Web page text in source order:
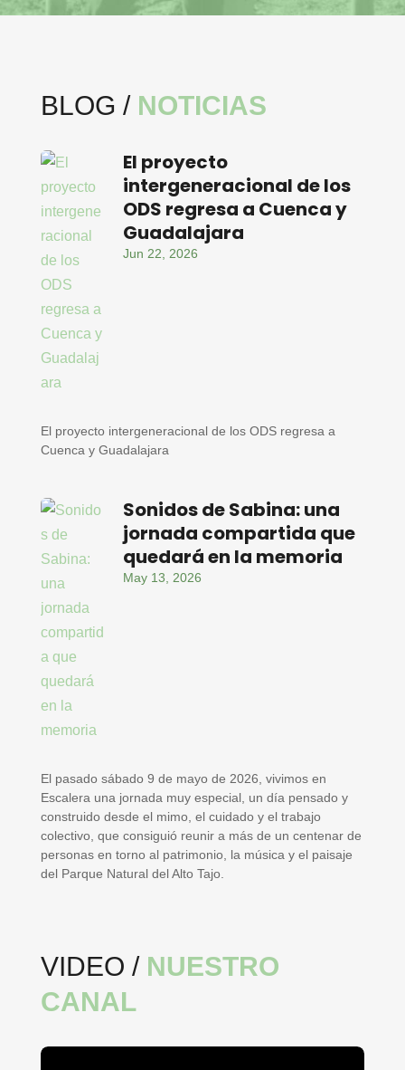
BLOG / NOTICIAS
El proyecto
intergeneracional de los
ODS regresa a Cuenca y
Guadalajara
Jun 22, 2026
El proyecto intergeneracional de los ODS regresa a
Cuenca y Guadalajara
Sonidos de Sabina: una
jornada compartida que
quedará en la memoria
May 13, 2026
El pasado sábado 9 de mayo de 2026, vivimos en
Escalera una jornada muy especial, un día pensado y
construido desde el mimo, el cuidado y el trabajo
colectivo, que consiguió reunir a más de un centenar de
personas en torno al patrimonio, la música y el paisaje
del Parque Natural del Alto Tajo.
VIDEO / NUESTRO
CANAL